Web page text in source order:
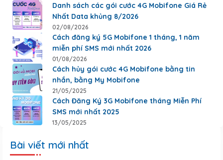
Danh sách các gói cước 4G Mobifone Giá Rẻ
Nhất Data khủng 8/2026
02/08/2026
Cách đăng ký 5G Mobifone 1 tháng, 1 năm
miễn phí SMS mới nhất 2026
01/08/2026
Cách hủy gói cước 4G Mobifone bằng tin
nhắn, bằng My Mobifone
21/05/2025
Cách Đăng Ký 3G Mobifone tháng Miễn Phí
SMS mới nhất 2025
13/05/2025
Bài viết mới nhất